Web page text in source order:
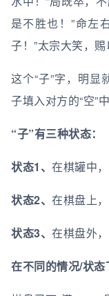
是不胜也！”命左
子！”太宗大笑，赐
这个“子”字，明显
子填入对方的“空”
“子”有三种状态：
状态1、 在棋罐中
状态2、 在棋盘上
状态3、 在棋盘外
在不同的情况/状态